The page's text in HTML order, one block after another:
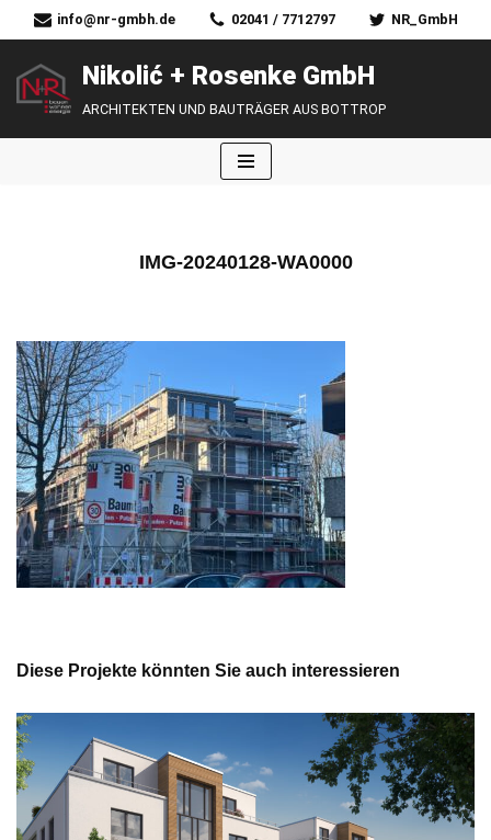
Zum
Inhalt
springen
info@nr-gmbh.de 02041 / 7712797 NR_GmbH
Nikolić + Rosenke GmbH
ARCHITEKTEN UND BAUTRÄGER AUS BOTTROP
IMG-20240128-WA0000
Diese Projekte könnten Sie auch interessieren